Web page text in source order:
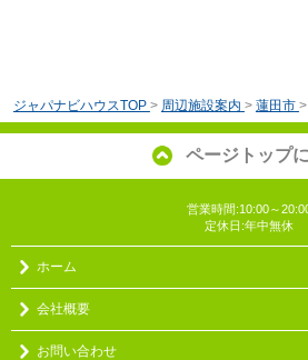
ジャパナビハウスTOP > 周辺施設案内 > 蓮田市 >
ページトップ
営業時間:10:00～
定休日:年中無休
ホーム
会社概要
お問い合わせ